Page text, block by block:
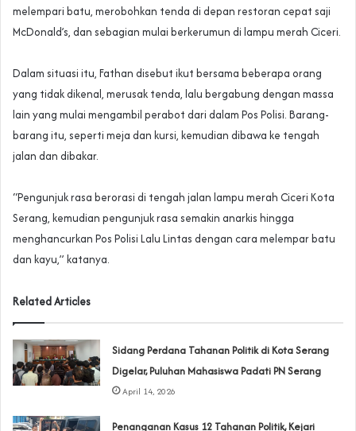
melempari batu, merobohkan tenda di depan restoran cepat saji
McDonald’s, dan sebagian mulai berkerumun di lampu merah Ciceri.
‎Dalam situasi itu, Fathan disebut ikut bersama beberapa orang
yang tidak dikenal, merusak tenda, lalu bergabung dengan massa
lain yang mulai mengambil perabot dari dalam Pos Polisi. Barang-
barang itu, seperti meja dan kursi, kemudian dibawa ke tengah
jalan dan dibakar.
‎“Pengunjuk rasa berorasi di tengah jalan lampu merah Ciceri Kota
Serang, kemudian pengunjuk rasa semakin anarkis hingga
menghancurkan Pos Polisi Lalu Lintas dengan cara melempar batu
dan kayu,” katanya.
Related Articles
Sidang Perdana Tahanan Politik di Kota Serang
Digelar, Puluhan Mahasiswa Padati PN Serang
April 14, 2026
Penanganan Kasus 12 Tahanan Politik, Kejari